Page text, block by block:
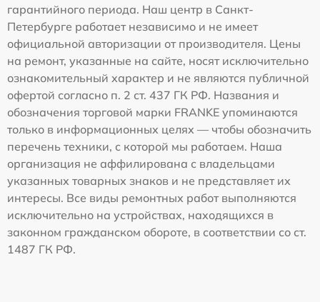
гарантийного периода. Наш центр в Санкт-
Петербурге работает независимо и не имеет
официальной авторизации от производителя. Цены
на ремонт, указанные на сайте, носят исключительно
ознакомительный характер и не являются публичной
офертой согласно п. 2 ст. 437 ГК РФ. Названия и
обозначения торговой марки FRANKE упоминаются
только в информационных целях — чтобы обозначить
перечень техники, с которой мы работаем. Наша
организация не аффилирована с владельцами
указанных товарных знаков и не представляет их
интересы. Все виды ремонтных работ выполняются
исключительно на устройствах, находящихся в
законном гражданском обороте, в соответствии со ст.
1487 ГК РФ.